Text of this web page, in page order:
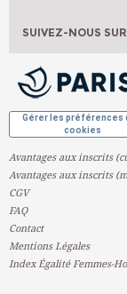
Ateliers À
SUIVEZ-NOUS SUR
Gérer les préférences
cookies
Avantages aux inscrits
Avantages aux inscrits
CGV
FAQ
Contact
Mentions Légales
Index Égalité Femmes-